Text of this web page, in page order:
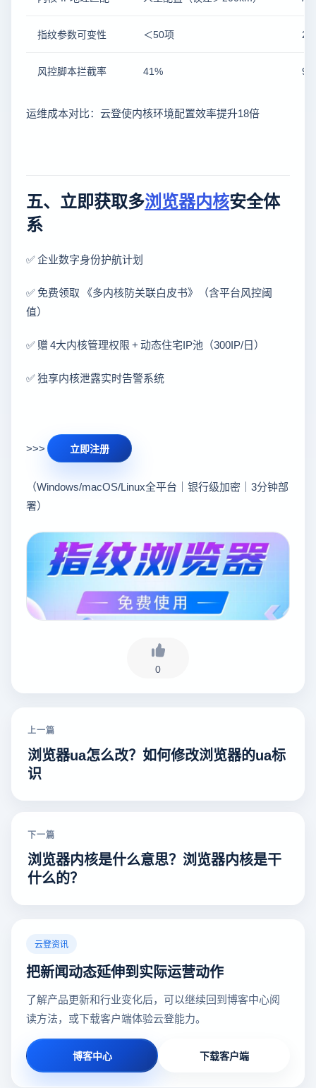
指纹参数可变性 ＜50项
风控脚本拦截率 41%
运维成本对比：云登使内核环境配置效率提升18倍
五、立即获取多浏览器内核安全体
系
✅ 企业数字身份护航计划
✅ 免费领取 《多内核防关联白皮书》（含平台风控阈
值）
✅ 赠 4大内核管理权限 + 动态住宅IP池（300IP/日）
✅ 独享内核泄露实时告警系统
>>> 立即注册
（Windows/macOS/Linux全平台｜银行级加密｜3分钟部
署）
0
上一篇
浏览器ua怎么改？如何修改浏览器的ua标
识
下一篇
浏览器内核是什么意思？浏览器内核是干
什么的？
云登资讯
把新闻动态延伸到实际运营动作
了解产品更新和行业变化后，可以继续回到博客中心阅
读方法，或下载客户端体验云登能力。
博客中心 下载客户端